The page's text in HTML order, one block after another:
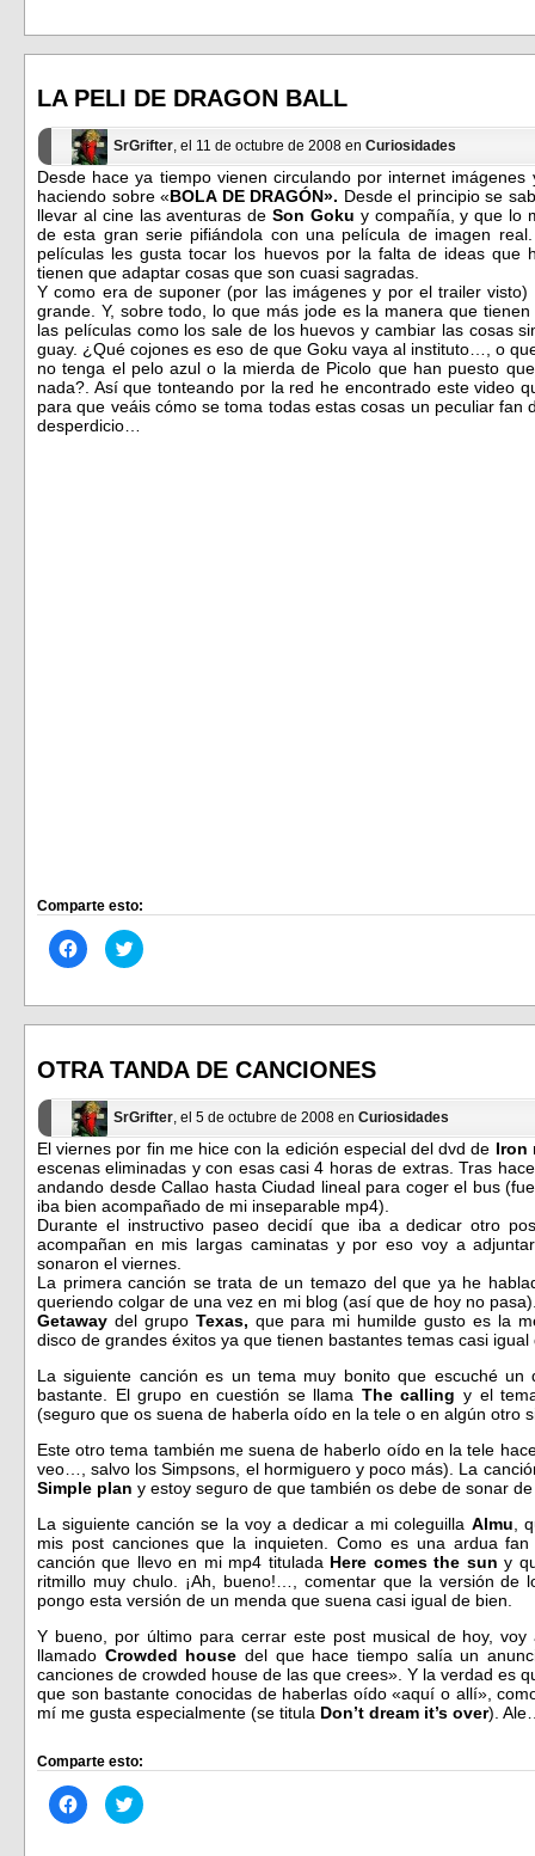
en
(Se
en
una
nueva)
en
(Se
en
una
nueva)
LA PELI DE DRAGON BALL
SrGrifter, el 11 de octubre de 2008 en Curiosidades
Desde hace ya tiempo vienen circulando por internet
haciendo sobre «BOLA DE DRAGÓN». Desde el principio se
llevar al cine las aventuras deSon Goku y compañía, y que lo
de esta gran serie pifiándola con una película de imagen
películas les gusta tocar los huevos por la falta de ideas que
tienen que adaptar cosas que son cuasi sagradas.
Y como era de suponer (por las imágenes y por el trailer
grande. Y, sobre todo, lo que más jode es la manera que
las películas como los sale de los huevos y cambiar las cosas
guay. ¿Qué cojones es eso de que Goku vaya al instituto…, o
no tenga el pelo azul o la mierda de Picolo que han puesto
nada?. Así que tonteando por la red he encontrado este video
para que veáis cómo se toma todas estas cosas un peculiar fan
desperdicio…
Comparte esto:
Haz
clic
en
(Se
en
una
nueva)
Haz
clic
en
(Se
en
una
nueva)
OTRA TANDA DE CANCIONES
SrGrifter, el 5 de octubre de 2008 en Curiosidades
El viernes por fin me hice con la edición especial del dvd de Iron
escenas eliminadas y con esas casi 4 horas de extras. Tras
andando desde Callao hasta Ciudad lineal para coger el bus
iba bien acompañado de mi inseparable mp4).
Durante el instructivo paseo decidí que iba a dedicar otro
acompañan en mis largas caminatas y por eso voy a
sonaron el viernes.
La primera canción se trata de un temazo del que ya he
queriendo colgar de una vez en mi blog (así que de hoy no
Getaway del grupo Texas, que para mi humilde gusto es la
disco de grandes éxitos ya que tienen bastantes temas casi igual
La siguiente canción es un tema muy bonito que escuché
bastante. El grupo en cuestión se llama The calling y el
(seguro que os suena de haberla oído en la tele o en algún otro
Este otro tema también me suena de haberlo oído en la tele
veo…, salvo los Simpsons, el hormiguero y poco más). La
Simple plan y estoy seguro de que también os debe de sonar
La siguiente canción se la voy a dedicar a mi coleguilla Almu ,
mis post canciones que la inquieten. Como es una ardua
canción que llevo en mi mp4 titulada Here comes the sun y
ritmillo muy chulo. ¡Ah, bueno!…, comentar que la versión de
pongo esta versión de un menda que suena casi igual de bien.
Y bueno, por último para cerrar este post musical de hoy,
llamado Crowded housedel que hace tiempo salía un
canciones de crowded house de las que crees». Y la verdad es
que son bastante conocidas de haberlas oído «aquí o allí»,
mí me gusta especialmente (se titula Don’t dream it’s over).
Comparte esto:
Haz
clic
Haz
clic